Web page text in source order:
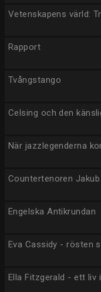
Vetenskapens värld:
Rapport
Tvångstango
Celsing och den
När jazzlegenderna
Countertenoren
Engelska Antikrundan
Eva Cassidy - rösten
Ella Fitzgerald - ett liv